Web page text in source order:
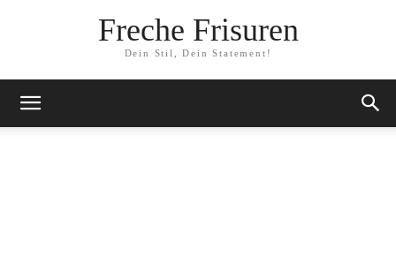
Freche Frisuren
Dein Stil, Dein Statement!